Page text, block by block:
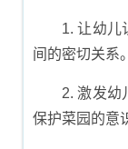
1. 让幼儿
间的密切关系。
2. 激发幼
保护菜园的意